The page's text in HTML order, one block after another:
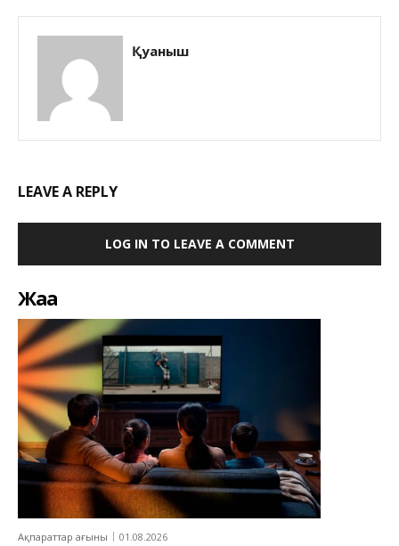
Қуаныш
LEAVE A REPLY
LOG IN TO LEAVE A COMMENT
Жаңа
Ақпараттар ағыны 01.08.2026